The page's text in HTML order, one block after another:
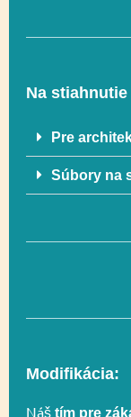
V súlade s
Rozmer
Funkčnosť
Na stiahnutie
Pre
Súbory na
Modifikácia:
Náš tím pre